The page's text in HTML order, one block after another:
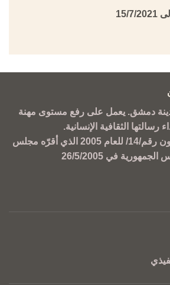
دمشق. يعمل على رفع مستوى مهنة
رسالتها الثقافية الإنسانية.
تم إنشاؤه بموجب القانون رقم/14/ للعام 2005 الذي أقرّه مجلس
في 26/5/2005